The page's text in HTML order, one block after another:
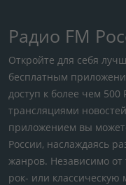
Радио FM
Откройте для себя
бесплатным
доступ к более чем
трансляциями
приложением вы
России, наслаждаясь
жанров. Независимо от
рок- или классическую